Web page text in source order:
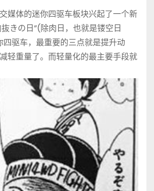
媒体的迷你四驱车板块兴起了一个新
きの日”(除肉日，也就是镂空日
驱车，最重要的三点就是提升动
轻重量了。而轻量化的最主要手段就